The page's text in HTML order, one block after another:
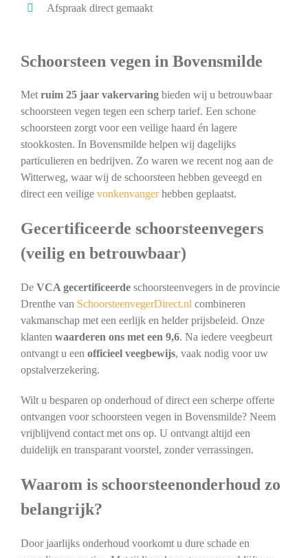
Afspraak direct gemaakt
Schoorsteen vegen in Bovensmilde
Metruim 25 jaar vakervaringbieden wij u betrouwbaar
schoorsteen vegen tegen een scherp tarief. Een schone
schoorsteen zorgt voor een veilige haard én lagere
stookkosten. In Bovensmilde helpen wij dagelijks
particulieren en bedrijven. Zo waren we recent nog aan de
Witterweg, waar wij de schoorsteen hebben geveegd en
direct een veilige vonkenvangerhebben geplaatst.
Gecertificeerde schoorsteenvegers
(veilig en betrouwbaar)
De VCA gecertificeerdeschoorsteenvegers in de provincie
Drenthe van SchoorsteenvegerDirect.nl combineren
vakmanschap met een eerlijk en helder prijsbeleid. Onze
klanten waarderen ons met een 9,6. Na iedere veegbeurt
ontvangt u een officieel veegbewijs, vaak nodig voor uw
opstalverzekering.
Wilt u besparen op onderhoud of direct een scherpe offerte
ontvangen voor schoorsteen vegen in Bovensmilde? Neem
vrijblijvend contact met ons op. U ontvangt altijd een
duidelijk en transparant voorstel, zonder verrassingen.
Waarom is schoorsteenonderhoud zo
belangrijk?
Door jaarlijks onderhoud voorkomt u dure schade en